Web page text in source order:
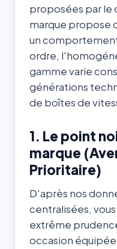
proposées par le
marque propose
un
ordre,
gamme varie
générations
de boîtes de
1. Le point
marque
Prioritaire)
D'après nos
centralisées,
extrême
occasion équipée